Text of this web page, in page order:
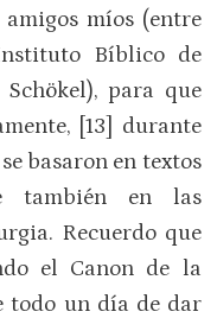
míos (entre
Bíblico de
para que
[13] durante
basaron en textos
también en las
Recuerdo que
el Canon de la
todo un día de dar